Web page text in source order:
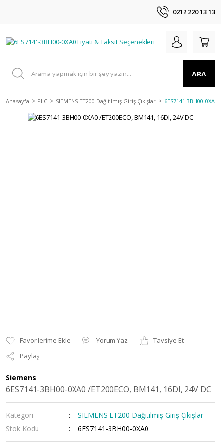
0212 220 13 13
ARA
Anasayfa PLC SIEMENS ET200 Dağıtılmış Giriş Çıkışlar 6ES7141-3BH00-0XA0
Yorum Yaz
Tavsiye Et
Paylaş
Siemens
6ES7141-3BH00-0XA0 /ET200ECO, BM141, 16DI, 24V DC
Kategori
SIEMENS ET200 Dağıtılmış Giriş Çıkışlar
Stok Kodu
6ES7141-3BH00-0XA0